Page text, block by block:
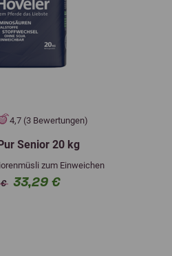
4,7 (3 Bewertungen)
Senior 20 kg
zum Einweichen
33,29 €